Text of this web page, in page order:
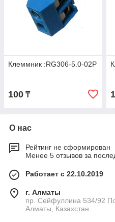
Клеммник :RG306-5.0-02P
100 ₸
О нас
Рейтинг не сформирован
Менее 5 отзывов за
Работает с 22.10.2019
г. Алматы
пр. Сейфуллина 534/92
Алматы, Казахстан